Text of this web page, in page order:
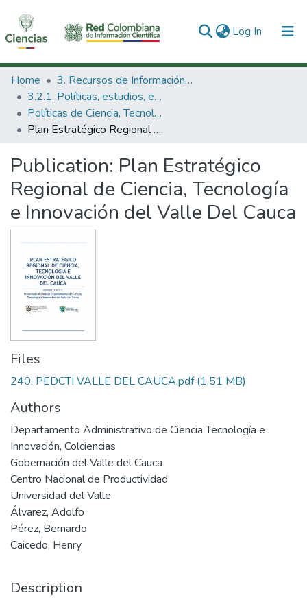
Log In (current)
Communities & Collections
All of DSpace
Statistics
Home
3. Recursos de Información Científica y Tecnológica
3.2.1. Políticas, estudios, evaluaciones e indicadores de CTeI
Políticas de Ciencia, Tecnología e Innovación
Plan Estratégico Regional de Ciencia, Tecnología e Innovación del Valle Del Cauca
Publication: Plan Estratégico
Regional de Ciencia, Tecnología
e Innovación del Valle Del Cauca
Files
240. PEDCTI VALLE DEL CAUCA.pdf(1.51 MB)
Authors
Departamento Administrativo de Ciencia Tecnología e
Innovación, Colciencias
Gobernación del Valle del Cauca
Centro Nacional de Productividad
Universidad del Valle
Álvarez, Adolfo
Pérez, Bernardo
Caicedo, Henry
Description